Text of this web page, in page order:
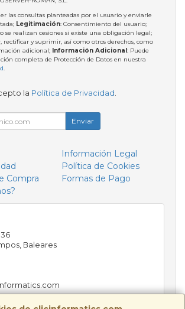
las consultas planteadas por el usuario y enviarle
Legitimación: Consentimiento del usuario;
se realizan cesiones si existe una obligación legal;
rectificar y suprimir, así como otros derechos, como
adicional; Información Adicional : Puede
completa de Protección de Datos en nuestra
.
la Política de Privacidad .
Enviar
Información Legal
Política de Cookies
Compra
Formas de Pago
, Baleares